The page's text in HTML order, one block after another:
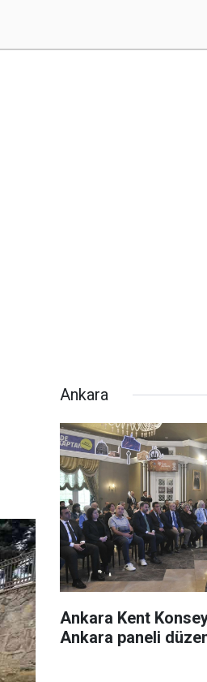
Ankara
Ankara Kent
Ankara paneli